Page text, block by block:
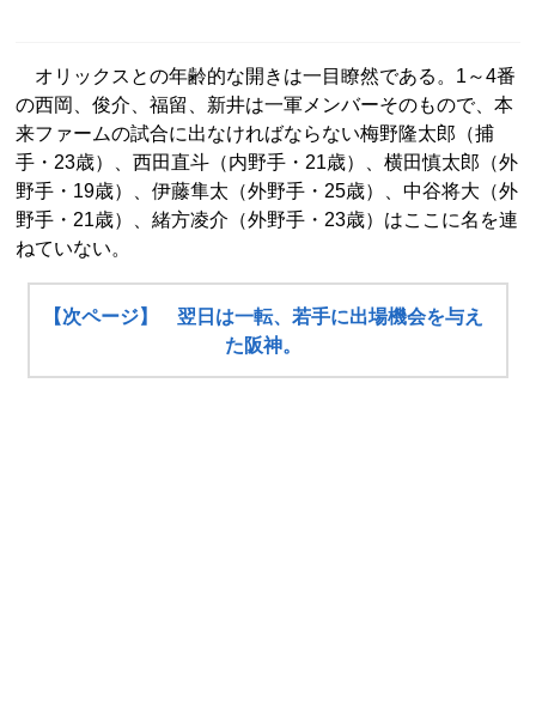
オリックスとの年齢的な開きは一目瞭然である。1～4番
の西岡、俊介、福留、新井は一軍メンバーそのもので、本
来ファームの試合に出なければならない梅野隆太郎（捕
手・23歳）、西田直斗（内野手・21歳）、横田慎太郎（外
野手・19歳）、伊藤隼太（外野手・25歳）、中谷将大（外
野手・21歳）、緒方凌介（外野手・23歳）はここに名を連
ねていない。
【次ページ】 翌日は一転、若手に出場機会を与え
た阪神。